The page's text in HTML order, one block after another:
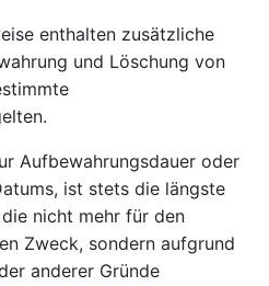
enthalten zusätzliche
und Löschung von
Aufbewahrungsdauer oder
ist stets die längste
nicht mehr für den
Zweck, sondern aufgrund
anderer Gründe